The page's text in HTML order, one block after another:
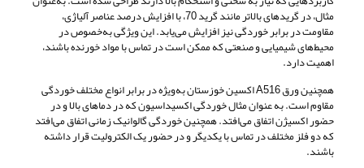
مثال، در گریدهای بالاتر مانند گرید 70، با افزایش درصد عناصر آلیاژی،
مقاومت در برابر خوردگی نیز افزایش می‌یابد. این ویژگی به‌خصوص در
محیط‌های شیمیایی و صنعتی که ممکن است در تماس با مواد خورنده باشند،
اهمیت دارد.
همچنین ورق A516 اکسین خوزستان به‌ویژه در برابر انواع مختلف خوردگی
مقاوم است. به عنوان مثال خوردگی اکسیداسیون که در دماهای بالا و در
حضور اکسیژن اتفاق می‌افتد. همچنین خوردگی گالوانیک زمانی اتفاق می‌افتد
که دو فلز مختلف در تماس با یکدیگر و در حضور یک الکترولیت قرار داشته
باشند.